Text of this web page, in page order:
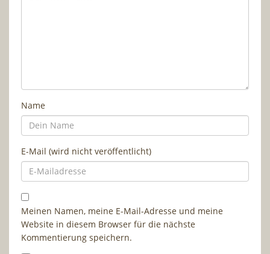
Name
E-Mail (wird nicht veröffentlicht)
Meinen Namen, meine E-Mail-Adresse und meine
Website in diesem Browser für die nächste
Kommentierung speichern.